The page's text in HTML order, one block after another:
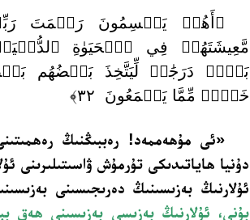
﴿أَهُمۡ يَقۡسِمُونَ رَحۡمَتَ
مَّعِيشَتَهُمۡ فِي ٱلۡحَيَوٰةِ
بَعۡضٖ دَرَجَٰتٖ لِّيَتَّخِذَ بَعۡضُهُم
خَيۡرٞ مِّمَّا يَجۡمَعُونَ ٣٢﴾
«ئى مۇھەممەد! رەببىڭنىڭ
دۇنيا ھاياتىدىكى تۇرمۇش ۋاسىتىلىرىنى
ئۇلارنىڭ بەزىسىنىڭ دەرىجىسىنى
بۇنى، ئۇلارنىڭ بەزىسى بەزىسىنى